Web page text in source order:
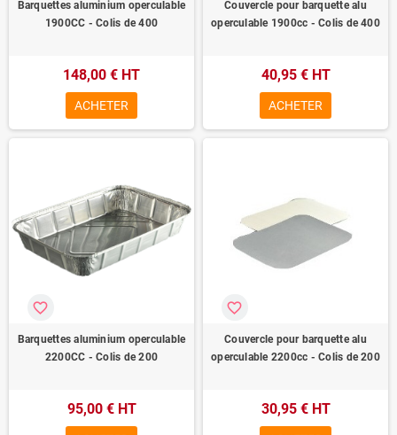
Barquettes aluminium operculable
1900CC - Colis de 400
148,00 € HT
ACHETER
Couvercle pour barquette alu
operculable 1900cc - Colis de 400
40,95 € HT
ACHETER
Barquettes aluminium operculable
2200CC - Colis de 200
favorite_border
95,00 € HT
Couvercle pour barquette alu
operculable 2200cc - Colis de 200
favorite_border
30,95 € HT